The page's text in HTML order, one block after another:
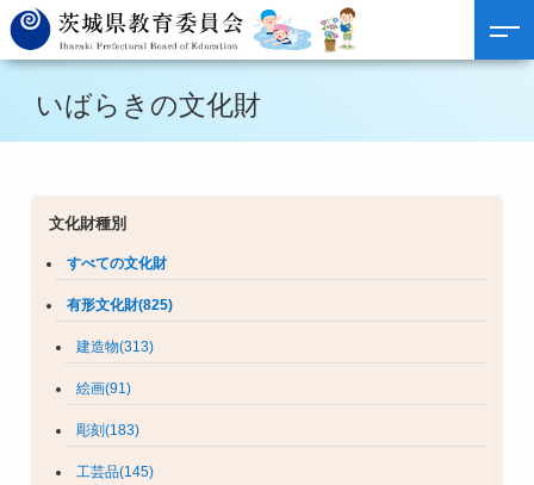
いばらきの文化財
文化財種別
すべての文化財
有形文化財(825)
建造物(313)
絵画(91)
彫刻(183)
工芸品(145)